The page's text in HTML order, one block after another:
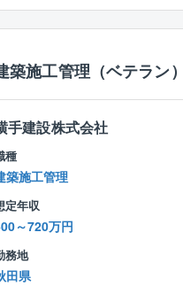
築施工管理（ベテラン
手建設株式会社
種
築施工管理
定年収
～720万円
務地
田県